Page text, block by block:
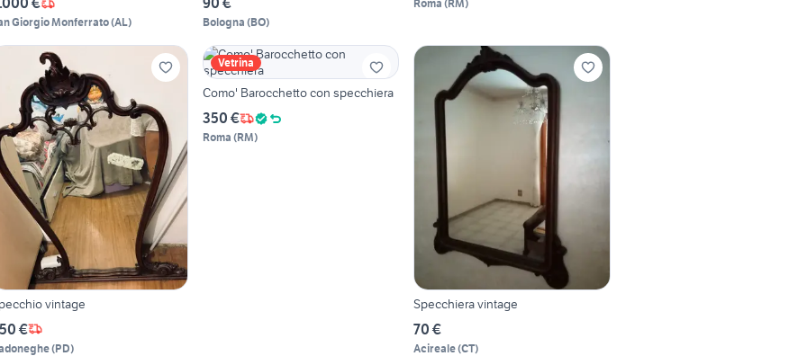
Giorgio Monferrato(AL) Bologna (BO)
Roma (RM)
vintage
€
(PD)
Vetrina
Como' Barocchetto con specchiera
350 €
Roma (RM)
Specchiera vintage
70 €
Acireale(CT)